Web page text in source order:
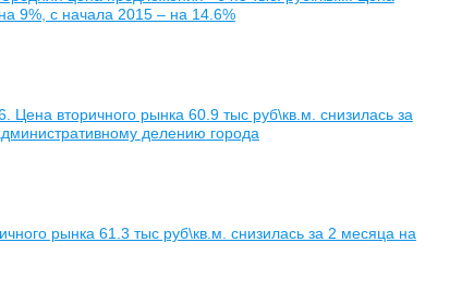
9%, с начала 2015 – на 14.6%
вторичного рынка 60.9 тыс руб\кв.м. снизилась за
делению города
рынка 61.3 тыс руб\кв.м. снизилась за 2 месяца на